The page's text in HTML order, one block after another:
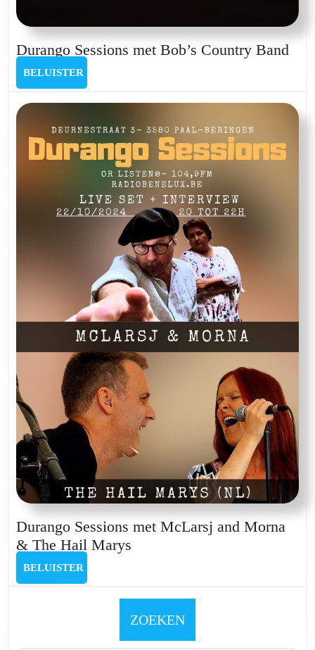
Durango Sessions met Bob’s Country Band
BELUISTER
Durango Sessions met McLarsj and Morna
& The Hail Marys
McLarsj
and
BELUISTER
ZOEKEN